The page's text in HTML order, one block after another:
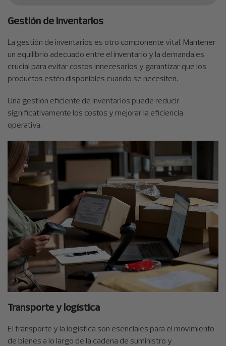
Gestión de inventarios
La gestión de inventarios es otro componente vital. Mantener
un equilibrio adecuado entre el inventario y la demanda es
crucial para evitar costos innecesarios y garantizar que los
productos estén disponibles cuando se necesiten.
Una gestión eficiente de inventarios puede reducir
significativamente los costos y mejorar la eficiencia
operativa.
Transporte y logística
El transporte y la logística son esenciales para el movimiento
de bienes a lo largo de la cadena de suministro y